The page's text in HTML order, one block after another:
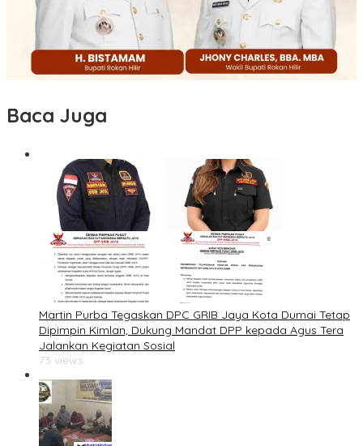
Baca Juga
Martin Purba Tegaskan DPC GRIB Jaya Kota Dumai Tetap
Dipimpin Kimlan, Dukung Mandat DPP kepada Agus Tera
Jalankan Kegiatan Sosial
73 views